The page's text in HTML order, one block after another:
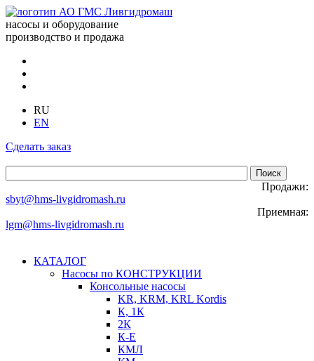
насосы и оборудование
производство и продажа
RU
EN
Сделать заказ
Продажи:
sbyt@hms-livgidromash.ru
Приемная:
lgm@hms-livgidromash.ru
КАТАЛОГ
Насосы по КОНСТРУКЦИИ
Консольные насосы
KR, KRM, KRL Kordis
К, 1К
2К
К-Е
КМЛ